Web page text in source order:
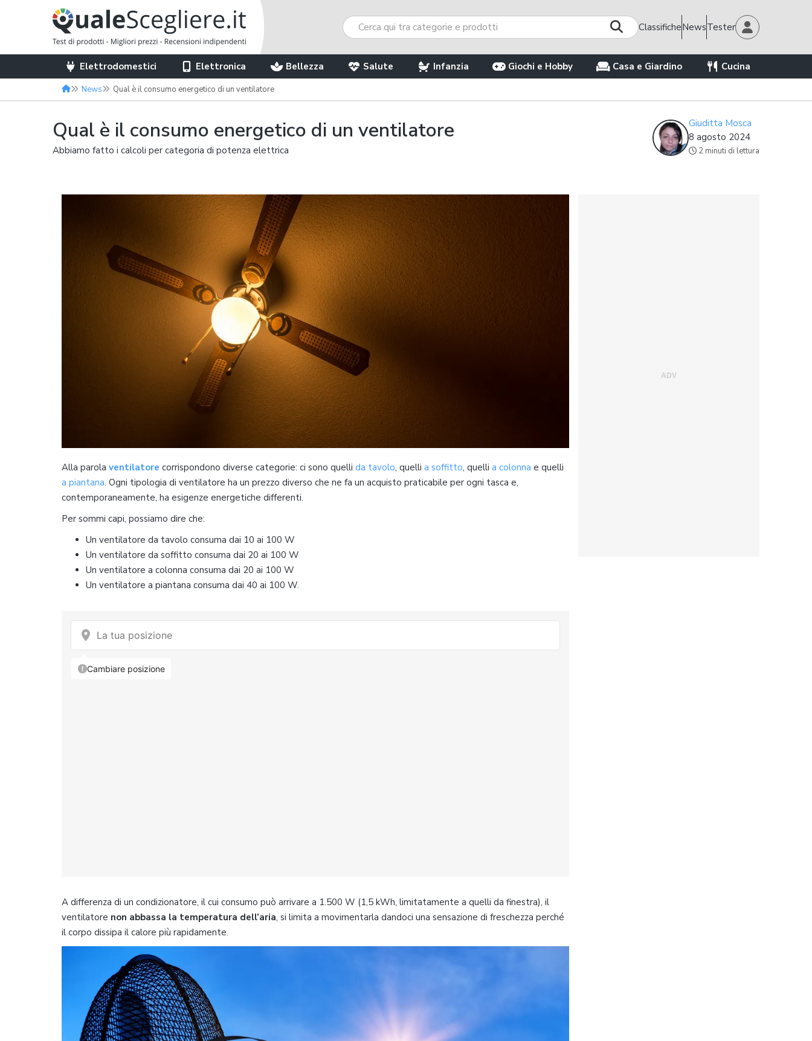
ClassificheNewsTester
Elettrodomestici Elettronica Bellezza Salute Infanzia Giochi e Hobby Casa e Giardino Cucina
News Qual è il consumo energetico di un ventilatore
Qual è il consumo energetico di un ventilatore
Abbiamo fatto i calcoli per categoria di potenza elettrica
Giuditta Mosca
8 agosto 2024
2 minuti di lettura
Alla parola ventilatore corrispondono diverse categorie: ci sono quelli da tavolo, quelli a soffitto, quelli a colonna e quelli
a piantana. Ogni tipologia di ventilatore ha un prezzo diverso che ne fa un acquisto praticabile per ogni tasca e,
contemporaneamente, ha esigenze energetiche differenti.
Per sommi capi, possiamo dire che:
Un ventilatore da tavolo consuma dai 10 ai 100 W
Un ventilatore da soffitto consuma dai 20 ai 100 W
Un ventilatore a colonna consuma dai 20 ai 100 W
Un ventilatore a piantana consuma dai 40 ai 100 W.
A differenza di un condizionatore, il cui consumo può arrivare a 1.500 W (1,5 kWh, limitatamente a quelli da finestra), il
ventilatore non abbassa la temperatura dell’aria, si limita a movimentarla dandoci una sensazione di freschezza perché
il corpo dissipa il calore più rapidamente.